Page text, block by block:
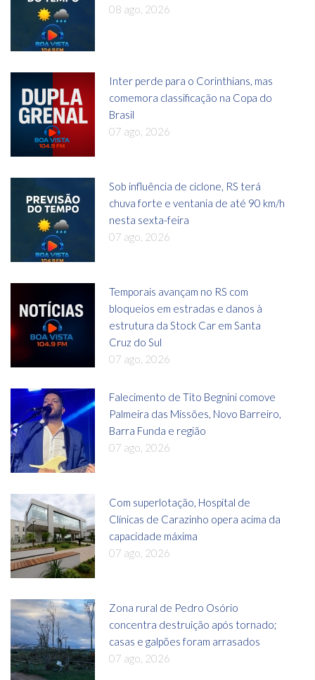
08 ago, 2026
Inter perde para o Corinthians, mas
comemora classificação na Copa do
Brasil
07 ago, 2026
Sob influência de ciclone, RS terá
chuva forte e ventania de até 90 km/h
nesta sexta-feira
07 ago, 2026
Temporais avançam no RS com
bloqueios em estradas e danos à
estrutura da Stock Car em Santa
Cruz do Sul
07 ago, 2026
Falecimento de Tito Begnini comove
Palmeira das Missões, Novo Barreiro,
Barra Funda e região
07 ago, 2026
Com superlotação, Hospital de
Clínicas de Carazinho opera acima da
capacidade máxima
07 ago, 2026
Zona rural de Pedro Osório
concentra destruição após tornado;
casas e galpões foram arrasados
07 ago, 2026